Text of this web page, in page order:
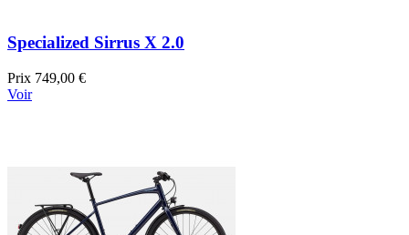
Specialized Sirrus X 2.0
Prix 749,00 €
Voir